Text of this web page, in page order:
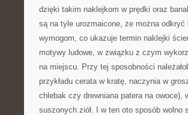
dzięki takim naklejkom w prędki oraz
są na tyle urozmaicone, że można odkryć
wymogom, co ukazuje termin naklejki
motywy ludowe, w związku z czym
na miejscu. Przy tej sposobności
przykładu cerata w kratę, naczynia w
chlebak czy drewniana patera na
suszonych ziół. I w ten oto sposób